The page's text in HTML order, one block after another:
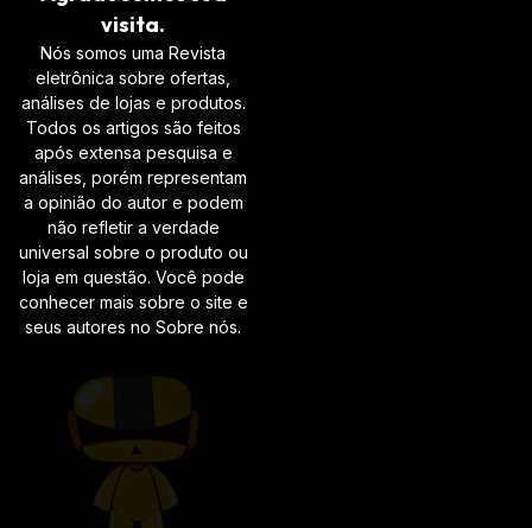
visita.
Nós somos uma Revista
eletrônica sobre ofertas,
análises de lojas e produtos.
Todos os artigos são feitos
após extensa pesquisa e
análises, porém representam
a opinião do autor e podem
não refletir a verdade
universal sobre o produto ou
loja em questão. Você pode
conhecer mais sobre o site e
seus autores no Sobre nós.